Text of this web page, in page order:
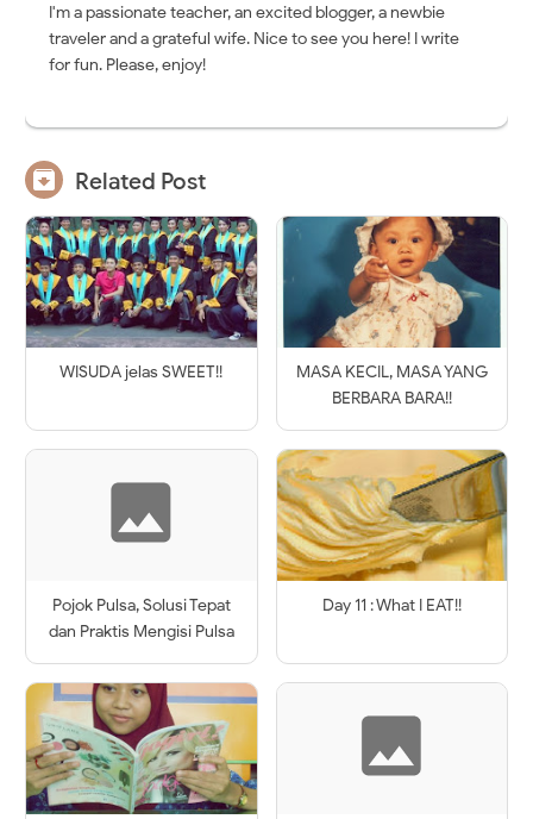
I'm a passionate teacher, an excited blogger, a newbie
traveler and a grateful wife. Nice to see you here! I write
for fun. Please, enjoy!
 Related Post
WISUDA jelas SWEET!!
MASA KECIL, MASA YANG
BERBARA BARA!!
Pojok Pulsa, Solusi Tepat
dan Praktis Mengisi Pulsa
Day 11 : What I EAT!!